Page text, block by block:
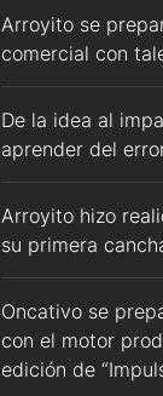
Arroyito se
comercial con
De la idea al
aprender del
Arroyito hizo
su primera
Oncativo se
con el motor
edición de